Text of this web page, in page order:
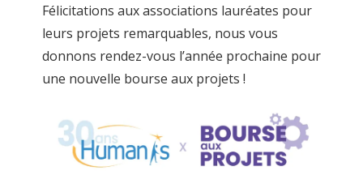
Félicitations aux associations lauréates pour
leurs projets remarquables, nous vous
donnons rendez-vous l’année prochaine pour
une nouvelle bourse aux projets !